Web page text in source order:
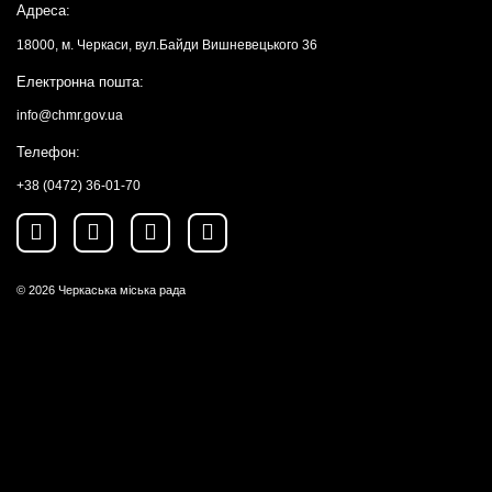
Адреса:
18000, м. Черкаси, вул.Байди Вишневецького 36
Електронна пошта:
info@chmr.gov.ua
Телефон:
+38 (0472) 36-01-70
© 2026 Черкаська міська рада